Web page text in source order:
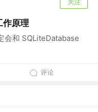
作原理
会和 SQLiteDatabase
评论